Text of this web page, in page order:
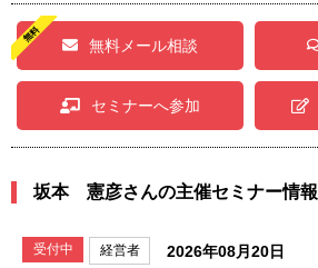
無料メール相談
セミナーへ参加
坂本 憲彦さんの主催セミナー情報
受付中 経営者
2026年08月20日